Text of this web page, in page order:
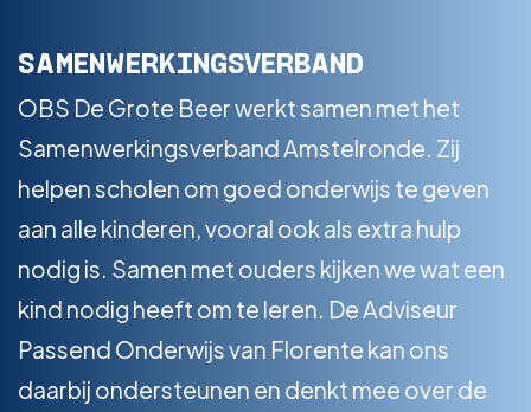
SAMENWERKINGSVERBAND
OBS De Grote Beer werkt samen met het
Samenwerkingsverband Amstelronde. Zij
helpen scholen om goed onderwijs te geven
aan alle kinderen, vooral ook als extra hulp
nodig is. Samen met ouders kijken we wat een
kind nodig heeft om te leren. De Adviseur
Passend Onderwijs van Florente kan ons
daarbij ondersteunen en denkt mee over de